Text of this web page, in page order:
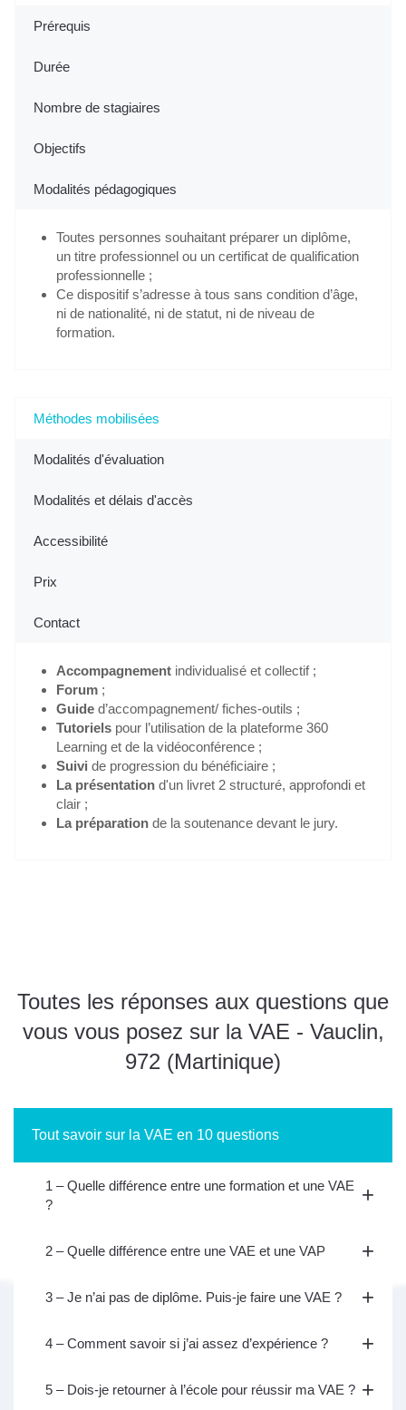
Prérequis
Durée
Nombre de stagiaires
Objectifs
Modalités pédagogiques
Toutes personnes souhaitant préparer un diplôme,
un titre professionnel ou un certificat de qualification
professionnelle ;
Ce dispositif s’adresse à tous sans condition d’âge,
ni de nationalité, ni de statut, ni de niveau de
formation.
Méthodes mobilisées
Modalités d'évaluation
Modalités et délais d'accès
Accessibilité
Prix
Contact
Accompagnement individualisé et collectif ;
Forum ;
Guide d’accompagnement/ fiches-outils ;
Tutoriels pour l’utilisation de la plateforme 360
Learning et de la vidéoconférence ;
Suivi de progression du bénéficiaire ;
La présentation d'un livret 2 structuré, approfondi et
clair ;
La préparation de la soutenance devant le jury.
Toutes les réponses aux questions que
vous vous posez sur la VAE - Vauclin,
972 (Martinique)
Tout savoir sur la VAE en 10 questions
1 – Quelle différence entre une formation et une VAE
?
2 – Quelle différence entre une VAE et une VAP
3 – Je n’ai pas de diplôme. Puis-je faire une VAE ?
4 – Comment savoir si j’ai assez d’expérience ?
5 – Dois-je retourner à l’école pour réussir ma VAE ?